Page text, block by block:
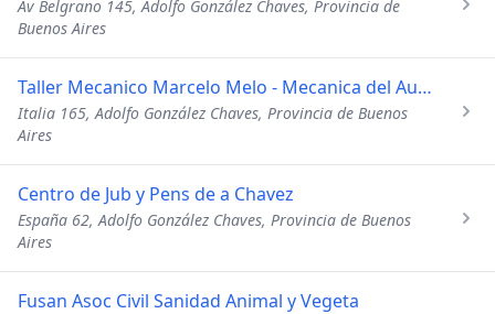
Av Belgrano 145, Adolfo González Chaves, Provincia de
Buenos Aires
Taller Mecanico Marcelo Melo - Mecanica del Automotor en General - Todas las Marcas
Italia 165, Adolfo González Chaves, Provincia de Buenos
Aires
Centro de Jub y Pens de a Chavez
España 62, Adolfo González Chaves, Provincia de Buenos
Aires
Fusan Asoc Civil Sanidad Animal y Vegeta